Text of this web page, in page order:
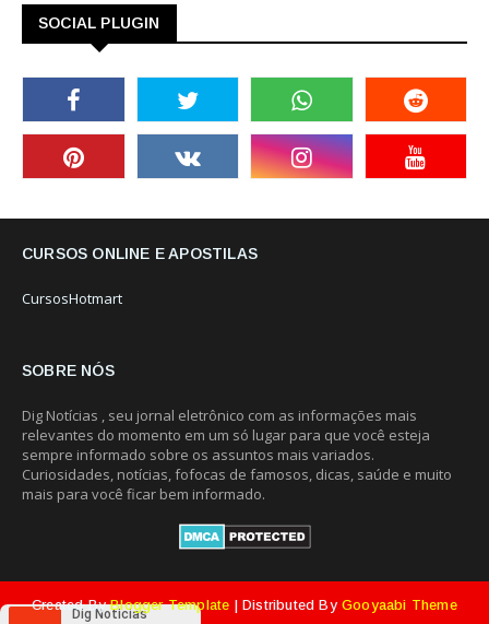
SOCIAL PLUGIN
CURSOS ONLINE E APOSTILAS
CursosHotmart
SOBRE NÓS
Dig Notícias , seu jornal eletrônico com as informações mais
relevantes do momento em um só lugar para que você esteja
sempre informado sobre os assuntos mais variados.
Curiosidades, notícias, fofocas de famosos, dicas, saúde e muito
mais para você ficar bem informado.
Created ByBlogger Template | Distributed ByGooyaabi Theme